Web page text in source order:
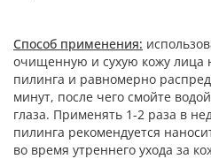
Способ применения:
очищенную и сухую кожу лица
пилинга и равномерно
минут, после чего смойте
глаза. Применять 1-2 раза в
пилинга рекомендуется
во время утреннего ухода за